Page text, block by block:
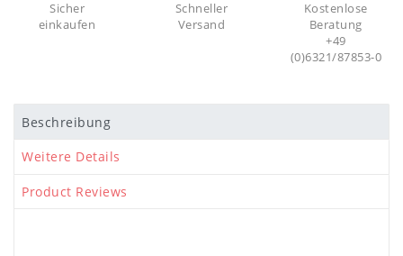
Sicher
einkaufen
Schneller
Versand
Kostenlose
Beratung
+49
(0)6321/87853-0
Beschreibung
Weitere Details
Product Reviews